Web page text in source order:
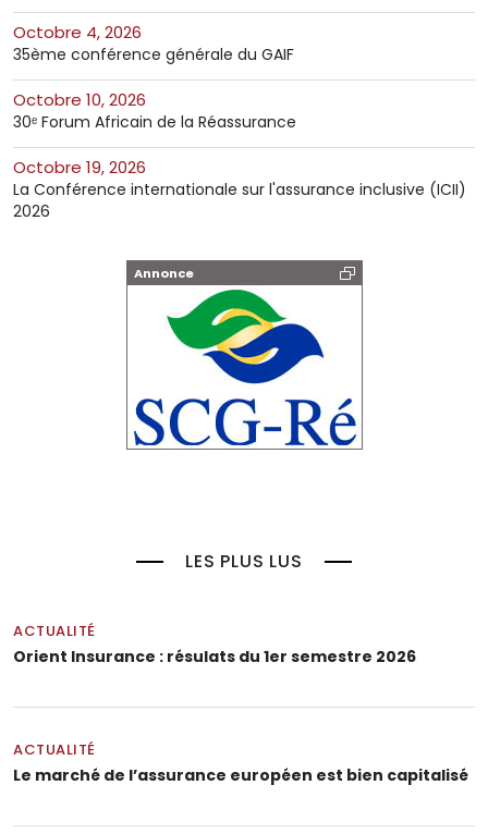
octobre 4, 2026
35ème conférence générale du GAIF
octobre 10, 2026
30ᵉ Forum Africain de la Réassurance
octobre 19, 2026
La Conférence internationale sur l'assurance inclusive (ICII)
2026
Annonce
LES PLUS LUS
ACTUALITÉ
Orient Insurance : résulats du 1er semestre 2026
ACTUALITÉ
Le marché de l’assurance européen est bien capitalisé